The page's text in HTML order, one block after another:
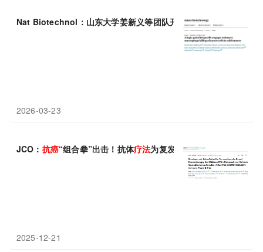
Nat Biotechnol：山东大学姜新义等团队开发“激活+阻断”双功能
2026-03-23
JCO： 抗癌“组合拳”出击！抗体疗法为复发神经母细胞瘤儿童点燃
2025-12-21